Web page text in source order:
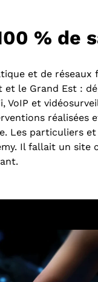
% de
et de
le Grand Est :
VoIP et
réalisées
Les particuliers
Il fallait un